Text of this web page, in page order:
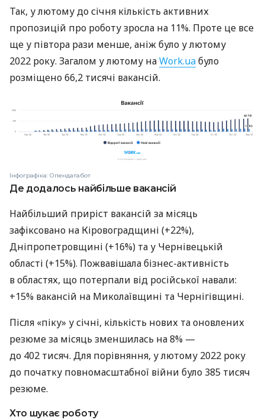
Так, у лютому до січня кількість активних
пропозицій про роботу зросла на 11%. Проте це все
ще у півтора рази менше, аніж було у лютому
2022 року. Загалом у лютому наWork.uaбуло
розміщено 66,2 тисячі вакансій.
Інфографіка: Опендатабот
Де додалось найбільше вакансій
Найбільший приріст вакансій за місяць
зафіксовано на Кіровоградщині (+22%),
Дніпропетровщині (+16%) та у Чернівецькій
області (+15%). Пожвавішала бізнес-активність
в областях, що потерпали від російської навали:
+15% вакансій на Миколаївщині та Чернігівщині.
Після «піку» у січні, кількість нових та оновлених
резюме за місяць зменшилась на 8% —
до 402 тисяч. Для порівняння, у лютому 2022 року
до початку повномасштабної війни було 385 тисяч
резюме.
Хто шукає роботу